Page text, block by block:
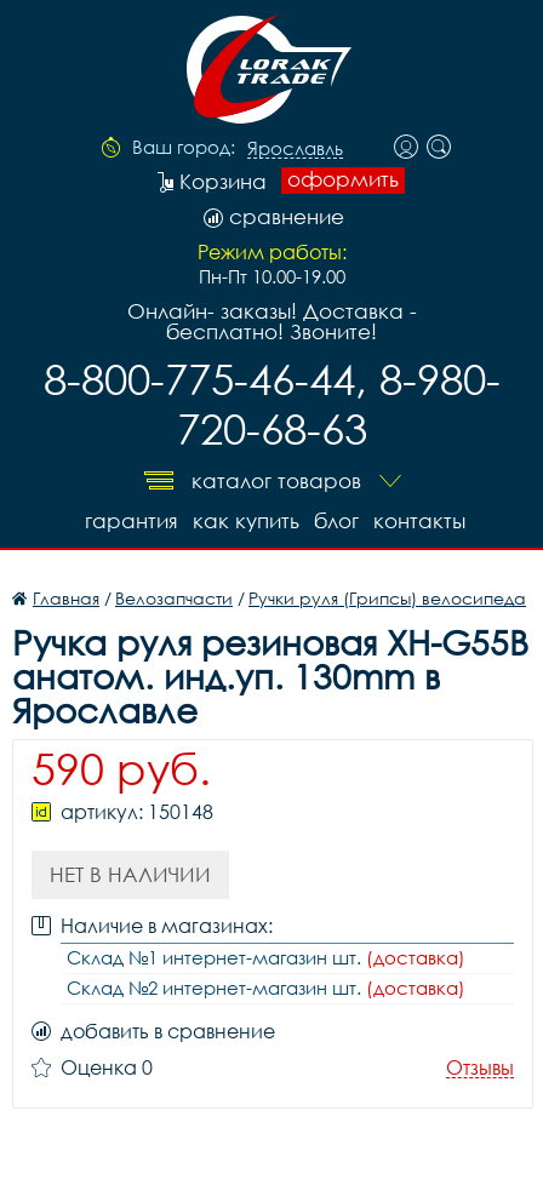
Ваш город: Ярославль
оформить
Корзина
сравнение
Режим работы:
Пн-Пт 10.00-19.00
Онлайн- заказы! Доставка -
бесплатно! Звоните!
8-800-775-46-44, 8-980-
720-68-63
каталог товаров
контакты
блог
как купить
гарантия
Главная / Велозапчасти / Ручки руля (Грипсы) велосипеда
Ручка руля резиновая XH-G55B
анатом. инд.уп. 130mm в
Ярославле
590 руб.
артикул: 150148
НЕТ В НАЛИЧИИ
Наличие в магазинах:
Склад №1 интернет-магазин шт. (доставка)
Склад №2 интернет-магазин шт. (доставка)
добавить в сравнение
Оценка 0
Отзывы